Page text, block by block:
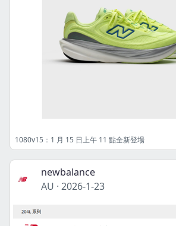
1080v15：1 月 15 日上午 11 點全新登場
newbalance
AU · 2026-1-23